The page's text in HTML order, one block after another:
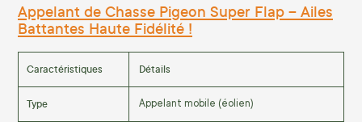
Appelant de Chasse Pigeon Super Flap – Ailes
Battantes Haute Fidélité !
Caractéristiques Détails
Type Appelant mobile (éolien)